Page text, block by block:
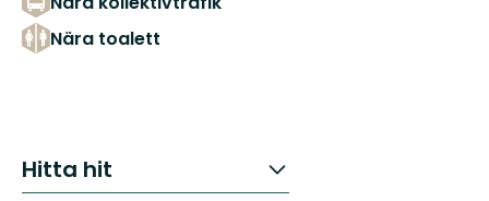
Nära toalett
Hitta hit